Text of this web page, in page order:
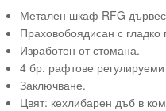
Метален шкаф RFG
Праховобоядисан с гладко
Изработен от стомана.
4 бр. рафтове
Заключване.
Цвят: кехлибарен дъб в